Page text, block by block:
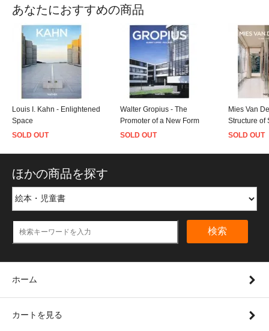
あなたにおすすめの商品
Louis I. Kahn - Enlightened
Space
SOLD OUT
Walter Gropius - The
Promoter of a New Form
SOLD OUT
Mies Van
Structure of
SOLD OUT
ほかの商品を探す
検索
ホーム
カートを見る